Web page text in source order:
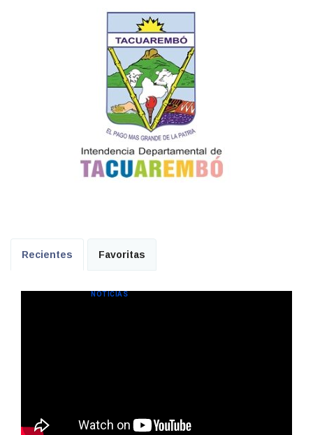
Recientes Favoritas
NOTICIAS